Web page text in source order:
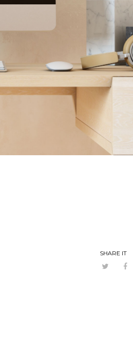
SHARE IT